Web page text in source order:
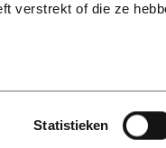
verstrekt of die ze
Statistieken
Neem